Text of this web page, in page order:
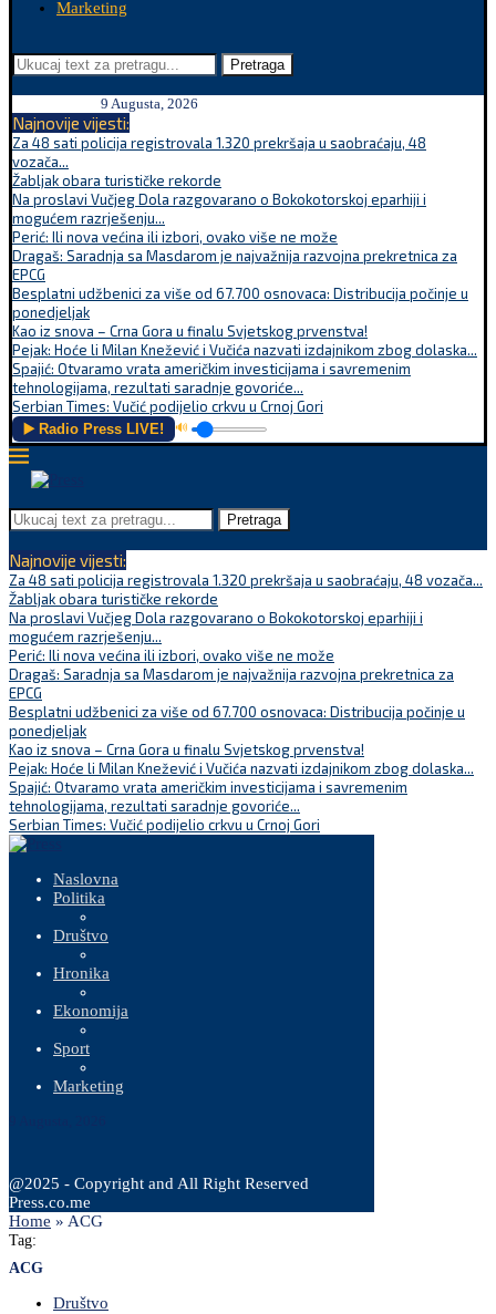
Marketing
Pretraga
9 Augusta, 2026
Najnovije vijesti:
Za 48 sati policija registrovala 1.320 prekršaja u saobraćaju, 48
vozača...
Žabljak obara turističke rekorde
Na proslavi Vučjeg Dola razgovarano o Bokokotorskoj eparhiji i
mogućem razrješenju...
Perić: Ili nova većina ili izbori, ovako više ne može
Dragaš: Saradnja sa Masdarom je najvažnija razvojna prekretnica za
EPCG
Besplatni udžbenici za više od 67.700 osnovaca: Distribucija počinje u
ponedjeljak
Kao iz snova – Crna Gora u finalu Svjetskog prvenstva!
Pejak: Hoće li Milan Knežević i Vučića nazvati izdajnikom zbog dolaska...
Spajić: Otvaramo vrata američkim investicijama i savremenim
tehnologijama, rezultati saradnje govoriće...
Serbian Times: Vučić podijelio crkvu u Crnoj Gori
▶️ Radio Press LIVE! 🔊
Pretraga
Najnovije vijesti:
Za 48 sati policija registrovala 1.320 prekršaja u saobraćaju, 48 vozača...
Žabljak obara turističke rekorde
Na proslavi Vučjeg Dola razgovarano o Bokokotorskoj eparhiji i
mogućem razrješenju...
Perić: Ili nova većina ili izbori, ovako više ne može
Dragaš: Saradnja sa Masdarom je najvažnija razvojna prekretnica za
EPCG
Besplatni udžbenici za više od 67.700 osnovaca: Distribucija počinje u
ponedjeljak
Kao iz snova – Crna Gora u finalu Svjetskog prvenstva!
Pejak: Hoće li Milan Knežević i Vučića nazvati izdajnikom zbog dolaska...
Spajić: Otvaramo vrata američkim investicijama i savremenim
tehnologijama, rezultati saradnje govoriće...
Serbian Times: Vučić podijelio crkvu u Crnoj Gori
Naslovna
Politika
Društvo
Hronika
Ekonomija
Sport
Marketing
@2025 - Copyright and All Right Reserved
Press.co.me
Home » ACG
Tag:
ACG
Društvo